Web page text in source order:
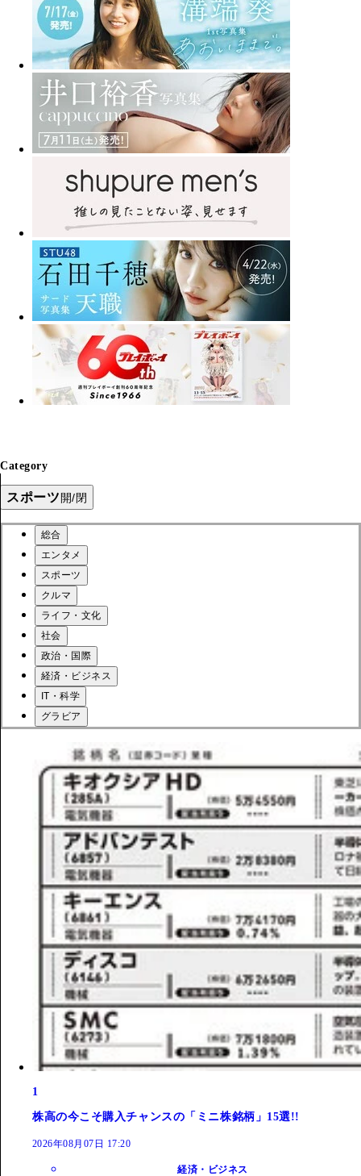
Category
スポーツ開/閉
総合
エンタメ
スポーツ
クルマ
ライフ・文化
社会
政治・国際
経済・ビジネス
IT・科学
グラビア
1
株高の今こそ購入チャンスの「ミニ株銘柄」15選!!
2026年08月07日 17:20
経済・ビジネス